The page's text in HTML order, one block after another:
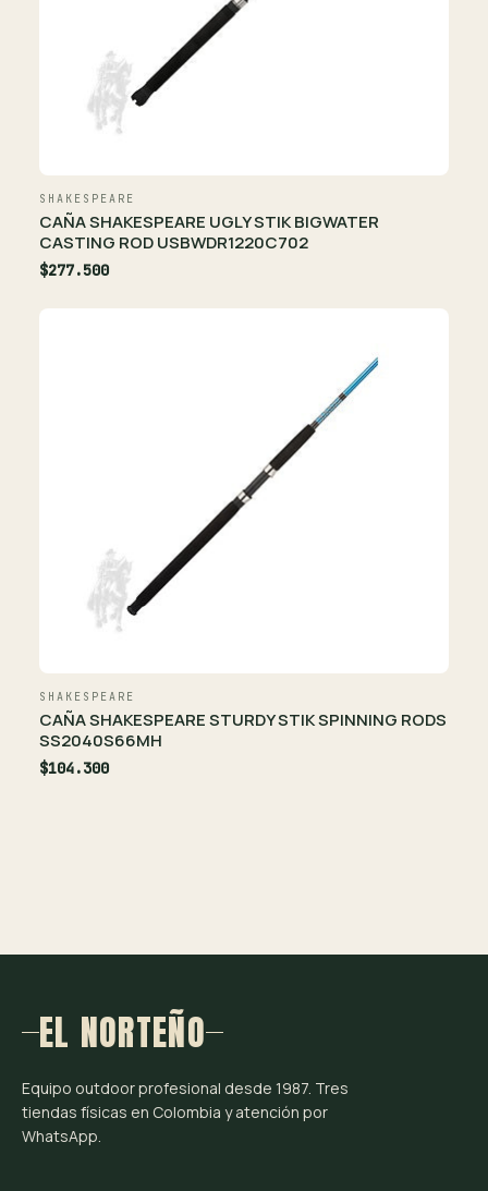
SHAKESPEARE
CAÑA SHAKESPEARE UGLY STIK BIGWATER
CASTING ROD USBWDR1220C702
$277.500
SHAKESPEARE
CAÑA SHAKESPEARE STURDY STIK SPINNING RODS
SS2040S66MH
$104.300
EL NORTEÑO
Equipo outdoor profesional desde 1987. Tres
tiendas físicas en Colombia y atención por
WhatsApp.